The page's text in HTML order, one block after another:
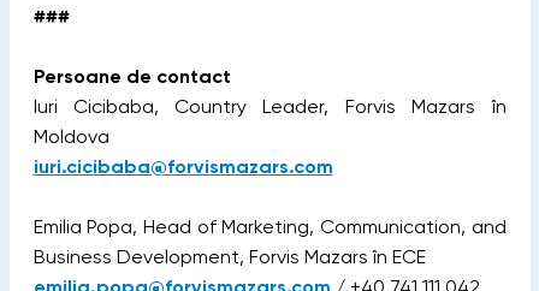
###
Persoane de contact
Iuri Cicibaba, Country Leader, Forvis Mazars în
Moldova
iuri.cicibaba@forvismazars.com
Emilia Popa, Head of Marketing, Communication, and
Business Development, Forvis Mazars în ECE